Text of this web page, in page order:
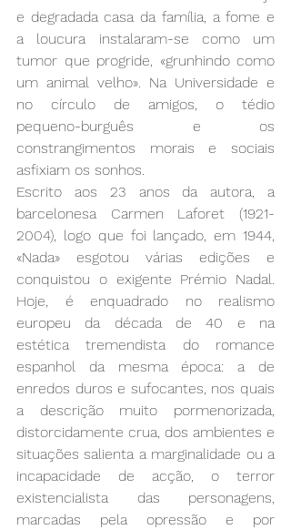
e degradada casa da família, a fome e
a loucura instalaram-se como um
tumor que progride, «grunhindo como
um animal velho». Na Universidade e
no círculo de amigos, o tédio
pequeno-burguês e os
constrangimentos morais e sociais
asfixiam os sonhos.
Escrito aos 23 anos da autora, a
barcelonesa Carmen Laforet (1921-
2004), logo que foi lançado, em 1944,
«Nada» esgotou várias edições e
conquistou o exigente Prémio Nadal.
Hoje, é enquadrado no realismo
europeu da década de 40 e na
estética tremendista do romance
espanhol da mesma época: a de
enredos duros e sufocantes, nos quais
a descrição muito pormenorizada,
distorcidamente crua, dos ambientes e
situações salienta a marginalidade ou a
incapacidade de acção, o terror
existencialista das personagens,
marcadas pela opressão e por